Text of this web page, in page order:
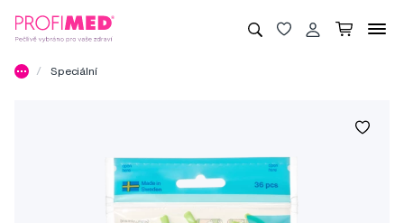
Speciální